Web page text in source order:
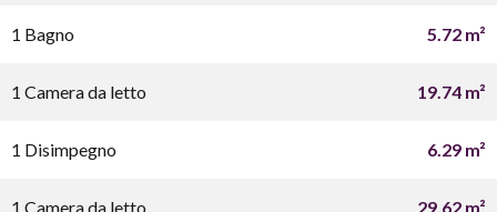
1 Bagno 5.72 m²
1 Camera da letto 19.74 m²
1 Disimpegno 6.29 m²
1 Camera da letto 29.62 m²